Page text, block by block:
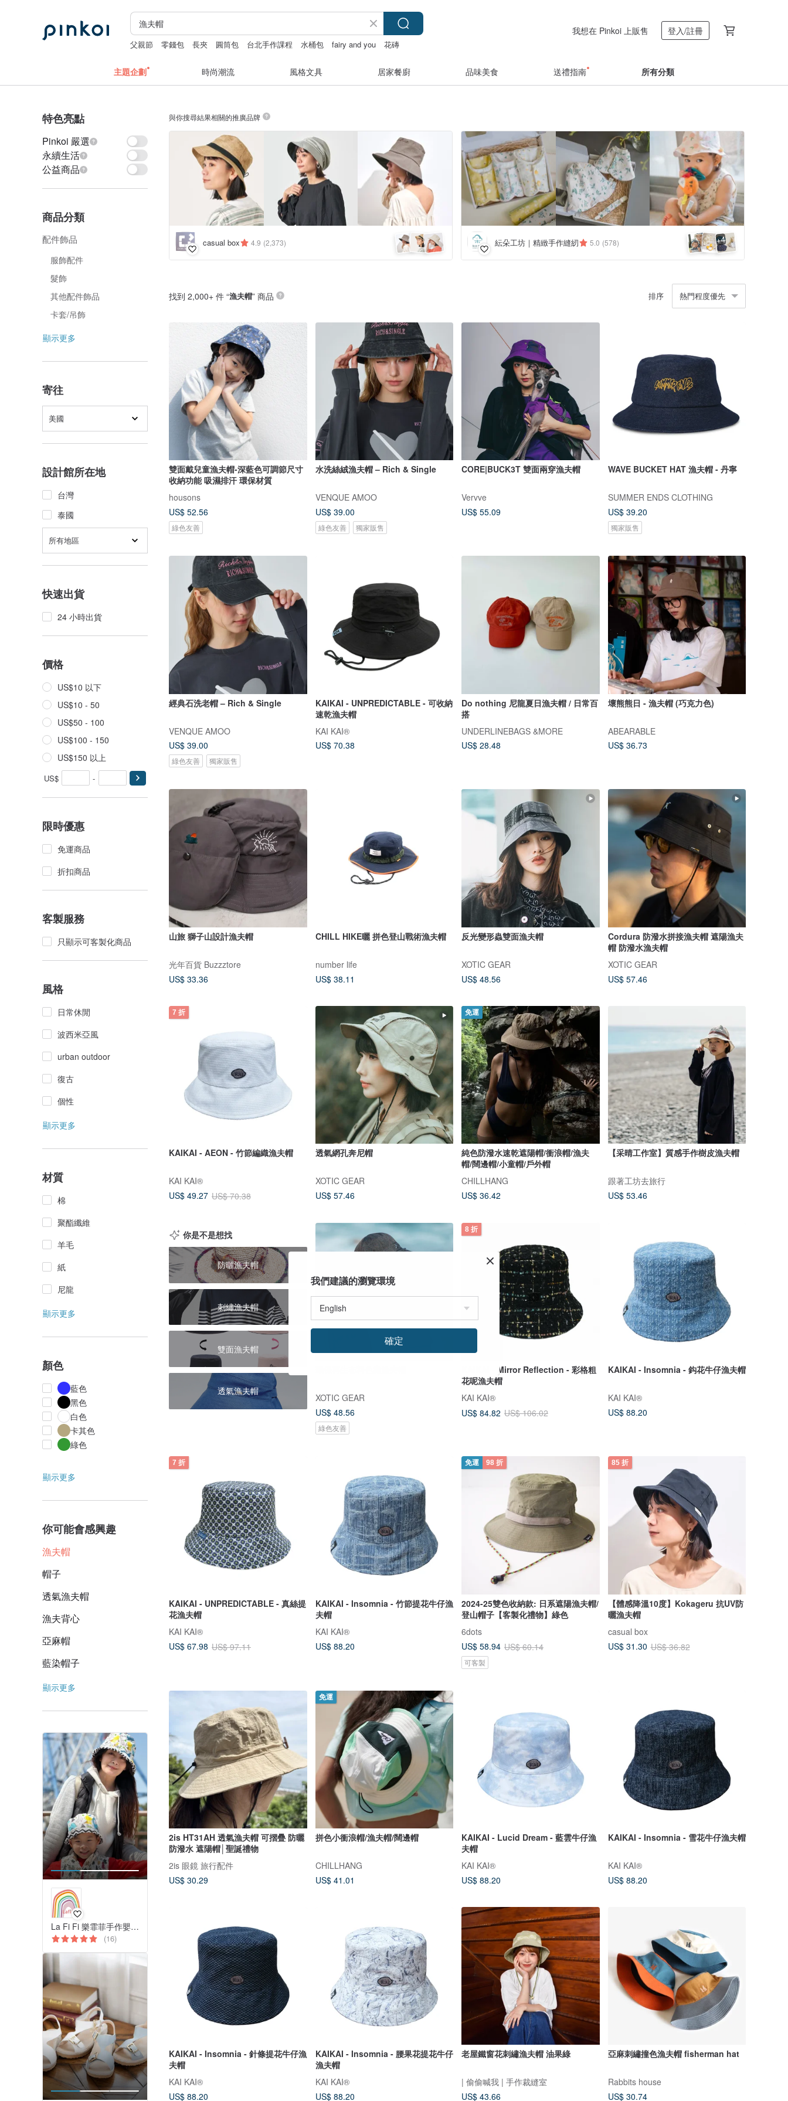
父親節 零錢包 長夾 圓筒包 台北手作課程 水桶包 fairy and you 花磚
我想在 Pinkoi 上販售 登入/註冊
主題企劃 時尚潮流 風格文具 居家餐廚 品味美食 送禮指南 所有分類
特色亮點
Pinkoi 嚴選
永續生活
公益商品
商品分類
配件飾品
服飾配件
髮飾
其他配件飾品
卡套/吊飾
顯示更多
寄往
美國
設計館所在地
台灣
泰國
所有地區
快速出貨
24 小時出貨
價格
US$10 以下
US$10 - 50
US$50 - 100
US$100 - 150
US$150 以上
US$ -
限時優惠
免運商品
折扣商品
客製服務
只顯示可客製化商品
風格
日常休閒
波西米亞風
urban outdoor
復古
個性
顯示更多
材質
棉
聚酯纖維
羊毛
紙
尼龍
顯示更多
顏色
藍色
黑色
白色
卡其色
綠色
顯示更多
你可能會感興趣
漁夫帽
帽子
透氣漁夫帽
漁夫背心
亞麻帽
藍染帽子
顯示更多
La Fi Fi 樂霏菲手作嬰幼兒精品 & 親子生活
(16)
與你搜尋結果相關的推廣品牌
casual box 4.9 (2,373) 紜朵工坊｜精緻手作縫紉 5.0 (578) +4
找到 2,000+ 件 “漁夫帽” 商品 排序 熱門程度優先
雙面戴兒童漁夫帽-深藍色可調節尺寸
收納功能 吸濕排汗 環保材質
housons
US$ 52.56
綠色友善
水洗絲絨漁夫帽 – Rich & Single
VENQUE AMOO
US$ 39.00
綠色友善 獨家販售
CORE|BUCK3T 雙面兩穿漁夫帽
Vervve
US$ 55.09
WAVE BUCKET HAT 漁夫帽 - 丹寧
SUMMER ENDS CLOTHING
US$ 39.20
獨家販售
經典石洗老帽 – Rich & Single
VENQUE AMOO
US$ 39.00
綠色友善 獨家販售
KAIKAI - UNPREDICTABLE - 可收納
速乾漁夫帽
KAI KAI®
US$ 70.38
Do nothing 尼龍夏日漁夫帽 / 日常百
搭
UNDERLINEBAGS &MORE
US$ 28.48
壞熊熊日 - 漁夫帽 (巧克力色)
ABEARABLE
US$ 36.73
山旅 獅子山設計漁夫帽
光年百貨 Buzzztore
US$ 33.36
CHILL HIKE曬 拼色登山戰術漁夫帽
number life
US$ 38.11
反光變形蟲雙面漁夫帽
XOTIC GEAR
US$ 48.56
Cordura 防潑水拼接漁夫帽 遮陽漁夫
帽 防潑水漁夫帽
XOTIC GEAR
US$ 57.46
7 折
KAIKAI - AEON - 竹節編織漁夫帽
KAI KAI®
US$ 49.27 US$ 70.38
透氣網孔奔尼帽
XOTIC GEAR
US$ 57.46
免運
純色防潑水速乾遮陽帽/衝浪帽/漁夫
帽/闊邊帽/小童帽/戶外帽
CHILLHANG
US$ 36.42
【采晴工作室】質感手作樹皮漁夫帽
跟著工坊去旅行
US$ 53.46
你是不是想找
防曬漁夫帽
刺繡漁夫帽
雙面漁夫帽
透氣漁夫帽
XOTIC GEAR
US$ 48.56
綠色友善
8 折
KAIKAI - Mirror Reflection - 彩格粗
花呢漁夫帽
KAI KAI®
US$ 84.82 US$ 106.02
KAIKAI - Insomnia - 鈎花牛仔漁夫帽
KAI KAI®
US$ 88.20
7 折
KAIKAI - UNPREDICTABLE - 真絲提
花漁夫帽
KAI KAI®
US$ 67.98 US$ 97.11
KAIKAI - Insomnia - 竹節提花牛仔漁
夫帽
KAI KAI®
US$ 88.20
免運 98 折
2024-25雙色收納款: 日系遮陽漁夫帽/
登山帽子【客製化禮物】綠色
6dots
US$ 58.94 US$ 60.14
可客製
85 折
【體感降溫10度】Kokageru 抗UV防
曬漁夫帽
casual box
US$ 31.30 US$ 36.82
2is HT31AH 透氣漁夫帽 可摺疊 防曬
防潑水 遮陽帽│聖誕禮物
2is 眼鏡 旅行配件
US$ 30.29
免運
拼色小衝浪帽/漁夫帽/闊邊帽
CHILLHANG
US$ 41.01
KAIKAI - Lucid Dream - 藍雲牛仔漁
夫帽
KAI KAI®
US$ 88.20
KAIKAI - Insomnia - 雪花牛仔漁夫帽
KAI KAI®
US$ 88.20
KAIKAI - Insomnia - 針條提花牛仔漁
夫帽
KAI KAI®
US$ 88.20
KAIKAI - Insomnia - 腰果花提花牛仔
漁夫帽
KAI KAI®
US$ 88.20
老屋鐵窗花刺繡漁夫帽 油果綠
| 偷偷喊我 | 手作裁縫室
US$ 43.66
亞麻刺繡撞色漁夫帽 fisherman hat
Rabbits house
US$ 30.74
我們建議的瀏覽環境
確定